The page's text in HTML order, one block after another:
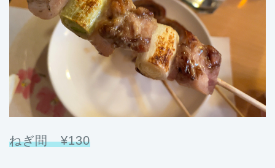
ねぎ間 ¥130